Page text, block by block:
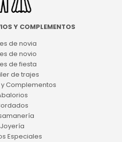
Y COMPLEMENTOS
de novia
de novio
de fiesta
de trajes
Complementos
Joyería
Especiales